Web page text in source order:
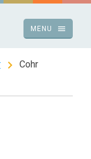
menu
MENU
chevron_right
Cohr